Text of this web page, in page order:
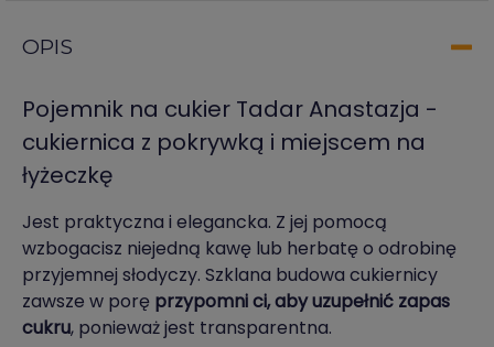
OPIS
Pojemnik na cukier Tadar Anastazja -
cukiernica z pokrywką i miejscem na
łyżeczkę
Jest praktyczna i elegancka. Z jej pomocą
wzbogacisz niejedną kawę lub herbatę o odrobinę
przyjemnej słodyczy. Szklana budowa cukiernicy
zawsze w porę przypomni ci, aby uzupełnić zapas
cukru, ponieważ jest transparentna.